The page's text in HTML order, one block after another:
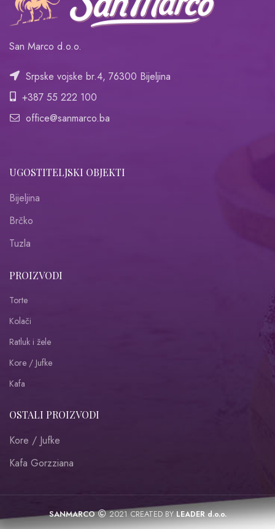
San Marco d.o.o.
Srpske vojske br.4, 76300 Bijeljina
+387 55 222 100
office@sanmarco.ba
UGOSTITELJSKI OBJEKTI
Bijeljina
Brčko
Tuzla
PROIZVODI
Torte
Kolači
Ratluk i žele
Kore / Jufke
Kafa
OSTALI PROIZVODI
Kore / Jufke
Kafa Gorzziana
SANMARCO 2021 CREATED BYLEADER d.o.o.